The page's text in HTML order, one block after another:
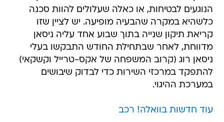
הנוגעים לבטיחות, או כאלה שעלולים להוות סכנה
כלשהיא במקרה שהבעיה מופיעה. יש לציין שזו
קריאת תיקון שנייה בתוך שבוע אחד עליה ניסאן
מדווחת, לאחר שבתחילת החודש התבקשו בעלי
ניסאן רוג (קרוב המשפחה של אקס-טרייל וקשקאי)
להתפקד במרכזי השירות כדי לבדוק שיבושים
במערכת ההיגוי.
עוד חדשות בוואלה! רכב